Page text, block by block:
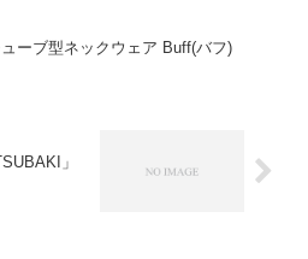
ーブ型ネックウェア Buff(バフ)
」